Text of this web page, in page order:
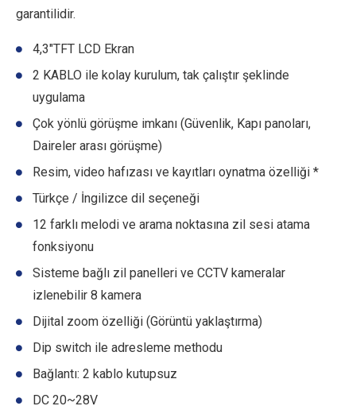
garantilidir.
4,3″TFT LCD Ekran
2 KABLO ile kolay kurulum, tak çalıştır şeklinde
uygulama
Çok yönlü görüşme imkanı (Güvenlik, Kapı panoları,
Daireler arası görüşme)
Resim, video hafızası ve kayıtları oynatma özelliği *
Türkçe / İngilizce dil seçeneği
12 farklı melodi ve arama noktasına zil sesi atama
fonksiyonu
Sisteme bağlı zil panelleri ve CCTV kameralar
izlenebilir 8 kamera
Dijital zoom özelliği (Görüntü yaklaştırma)
Dip switch ile adresleme methodu
Bağlantı: 2 kablo kutupsuz
DC 20~28V